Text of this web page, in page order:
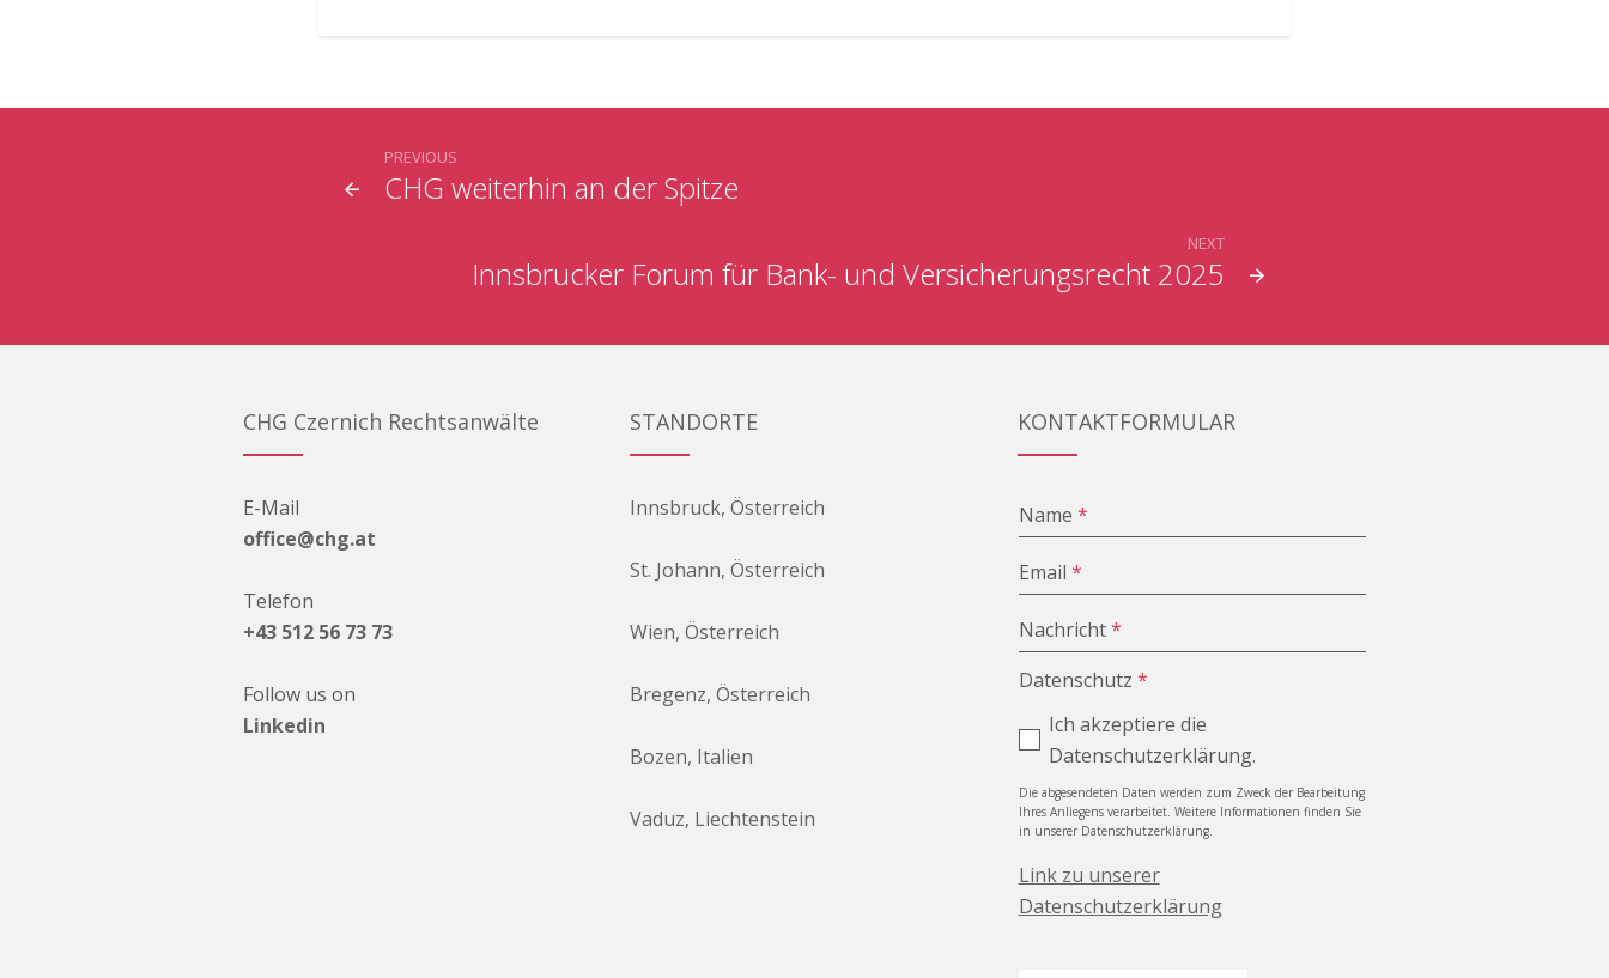
CHG weiterhin an der Spitze
PREVIOUS
Innsbrucker Forum für Bank- und Versicherungsrecht 2025
NEXT
CHG Czernich Rechtsanwälte
E-Mail
office@chg.at
Telefon
+43 512 56 73 73
Follow us on
Linkedin
STANDORTE
Innsbruck, Österreich
St. Johann, Österreich
Wien, Österreich
Bregenz, Österreich
Bozen, Italien
Vaduz, Liechtenstein
KONTAKTFORMULAR
Name *
Email *
Nachricht*
Datenschutz *
Ich akzeptiere die
Datenschutzerklärung.
Die abgesendeten Daten werden zum Zweck der Bearbeitung
Ihres Anliegens verarbeitet. Weitere Informationen finden Sie
in unserer Datenschutzerklärung.
Link zu unserer
Datenschutzerklärung